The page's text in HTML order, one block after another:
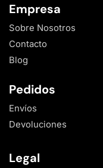
Empresa
Sobre Nosotros
Contacto
Blog
Pedidos
Envíos
Devoluciones
Legal